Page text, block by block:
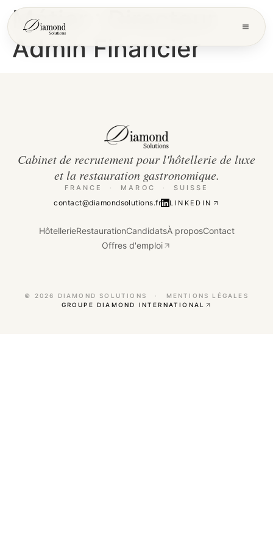
Métier :
Admin Financier
Cabinet de recrutement pour l'hôtellerie de luxe
et la restauration gastronomique.
FRANCE · MAROC · SUISSE
contact@diamondsolutions.fr LINKEDIN
HôtellerieRestaurationCandidatsÀ proposContact
Offres d'emploi
© 2026 DIAMOND SOLUTIONS ·
MENTIONS LÉGALES
GROUPE DIAMOND INTERNATIONAL